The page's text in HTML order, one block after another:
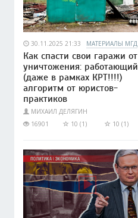
30.11.2025 21:33 МАТЕРИАЛЫ МГД
Как спасти свои гаражи от
уничтожения: работающий
(даже в рамках КРТ!!!!)
алгоритм от юристов-
практиков
МИХАИЛ ДЕЛЯГИН
16901
10 (1) 10 (1)